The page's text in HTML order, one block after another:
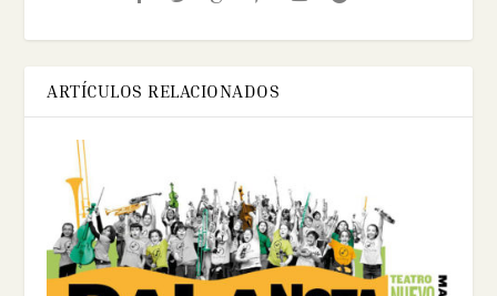
ARTÍCULOS RELACIONADOS